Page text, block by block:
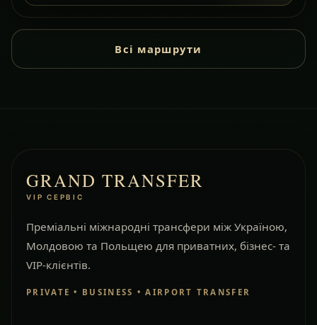
Всі маршрути
GRAND TRANSFER
VIP СЕРВІС
Преміальні міжнародні трансфери між Україною,
Молдовою та Польщею для приватних, бізнес- та
VIP-клієнтів.
PRIVATE • BUSINESS • AIRPORT TRANSFER